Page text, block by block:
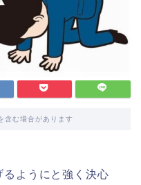
含む場合があります
ようにと強く決心